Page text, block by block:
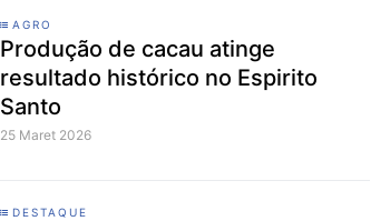
AGRO
Produção de cacau atinge
resultado histórico no Espirito
Santo
25 Maret 2026
DESTAQUE